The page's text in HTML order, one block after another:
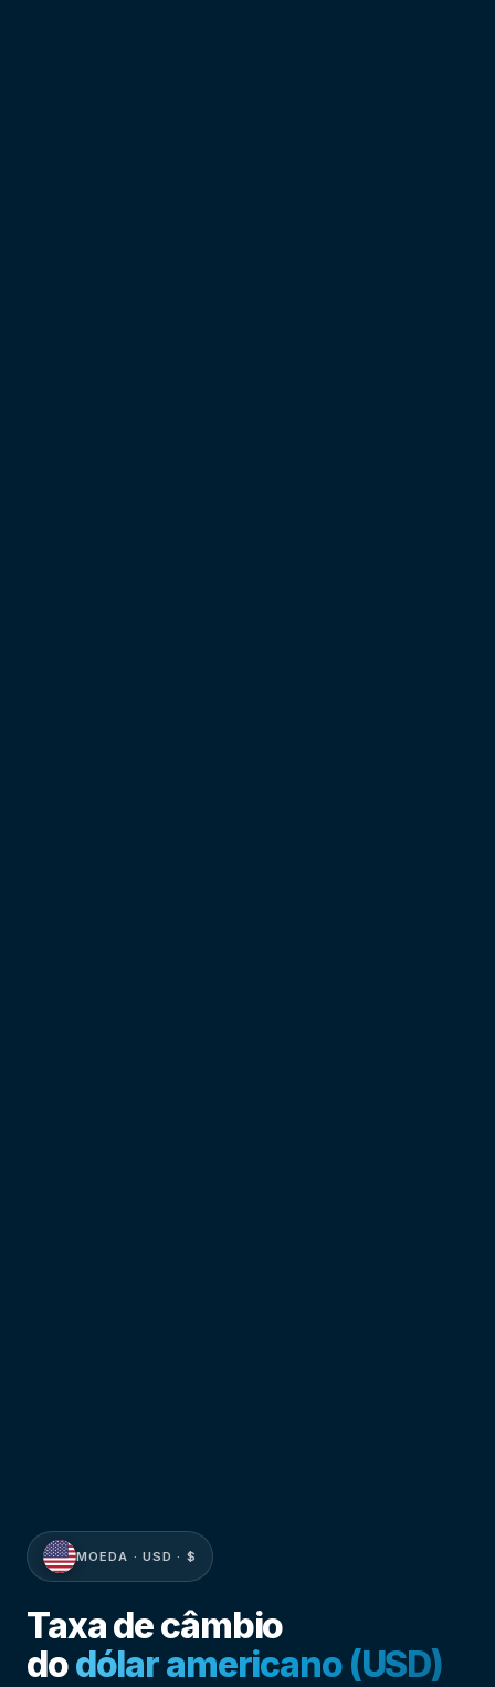
MOEDA · USD · $
Taxa de câmbio
dodólar americano (USD)